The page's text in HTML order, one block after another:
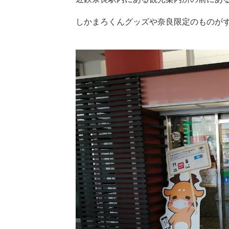
しかまろくんグッズや奈良限定のものが